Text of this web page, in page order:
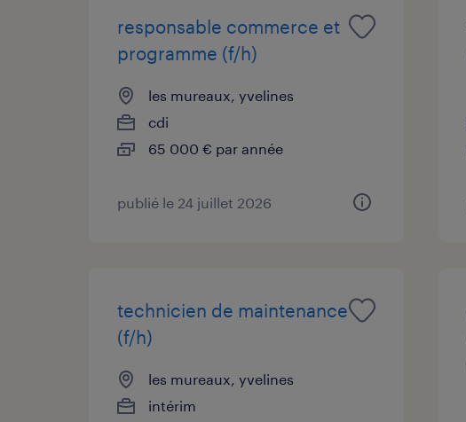
responsable commerce et
programme (f/h)
les mureaux, yvelines
cdi
65 000 € par année
publié le 24 juillet 2026
technicien de maintenance
(f/h)
les mureaux, yvelines
intérim